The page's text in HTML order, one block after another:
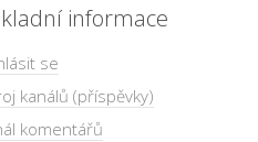
informace
se
kanálů (příspěvky)
komentářů